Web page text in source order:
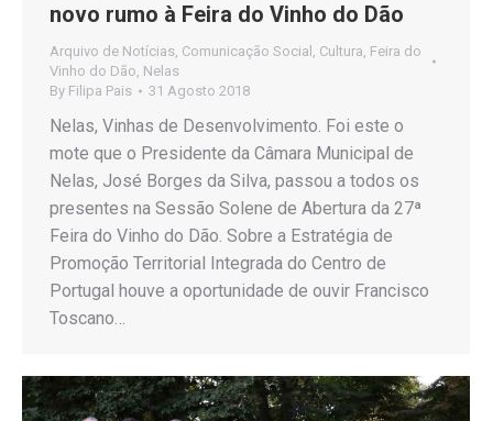
novo rumo à Feira do Vinho do Dão
Arquivo de Notícias, Comunicação Social , Cultura, Feira do
Vinho do Dão, Nelas
By Filipa Pais 31 Agosto 2018
Nelas, Vinhas de Desenvolvimento. Foi este o
mote que o Presidente da Câmara Municipal de
Nelas, José Borges da Silva, passou a todos os
presentes na Sessão Solene de Abertura da 27ª
Feira do Vinho do Dão. Sobre a Estratégia de
Promoção Territorial Integrada do Centro de
Portugal houve a oportunidade de ouvir Francisco
Toscano…